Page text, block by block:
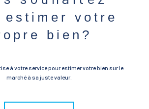
votre
bien?
à votre service pour estimer votre bien sur le
marché à sa juste valeur.